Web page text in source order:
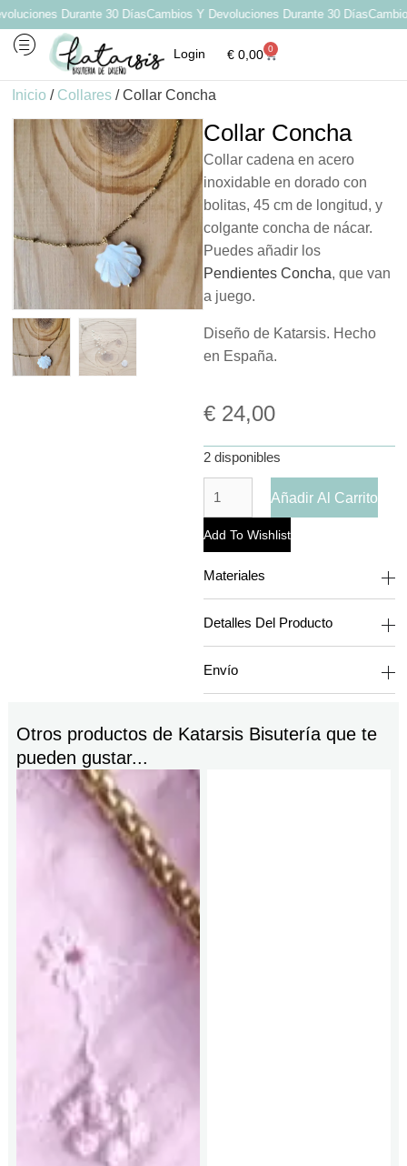
Durante 30 DíasCambios Y Devoluciones Durante 30 DíasCambios
Login €0,00 0
Inicio / Collares / Collar Concha
Collar Concha
Collar cadena en acero
inoxidable en dorado con
bolitas, 45 cm de longitud, y
colgante concha de nácar.
Puedes añadir los
Pendientes Concha, que van
a juego.
Diseño de Katarsis. Hecho
en España.
€ 24,00
2 disponibles
Añadir Al Carrito
Add To Wishlist
Materiales
Detalles Del Producto
Envío
Otros productos de Katarsis Bisuteríaque te
pueden gustar...